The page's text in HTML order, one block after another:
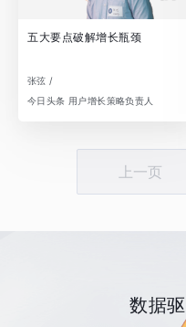
五大要点破解增长瓶颈
张弦 /
今日头条 用户增长策略负责人
上一页
数据